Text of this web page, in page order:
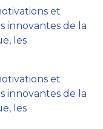
et
innovantes de la
les
et
innovantes de la
les